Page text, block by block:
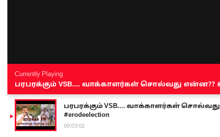
Currently Playing
பரபரக்கும் VSB.... வாக்காளர்கள் சொல்வது என்ன??
பரபரக்கும் VSB.... வாக்காளர்கள் சொல்வது
#erodeelection
00:03:02